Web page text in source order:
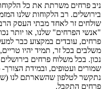
ניב פרחים משרתת את כל
בירושלים. רב הלקוחות שלנו
שולחים זר לאחד מבתי העסק
"אנשי הפרחים" שלנו, או יותר
משלבים בכל זר, תמיד יהיו
נכון. בכל משלוח פרחים
שמורים ועטופים, ובמידת
נתקשר לטלפון שהשארתם לנו
פרחים התקבל.